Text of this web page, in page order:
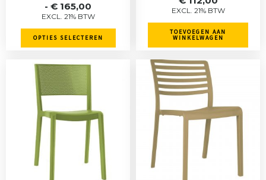
- € 165,00
EXCL. 21% BTW
tot
€ 165,00
OPTIES SELECTEREN
productpagina
EXCL. 21% BTW
TOEVOEGEN AAN
WINKELWAGEN